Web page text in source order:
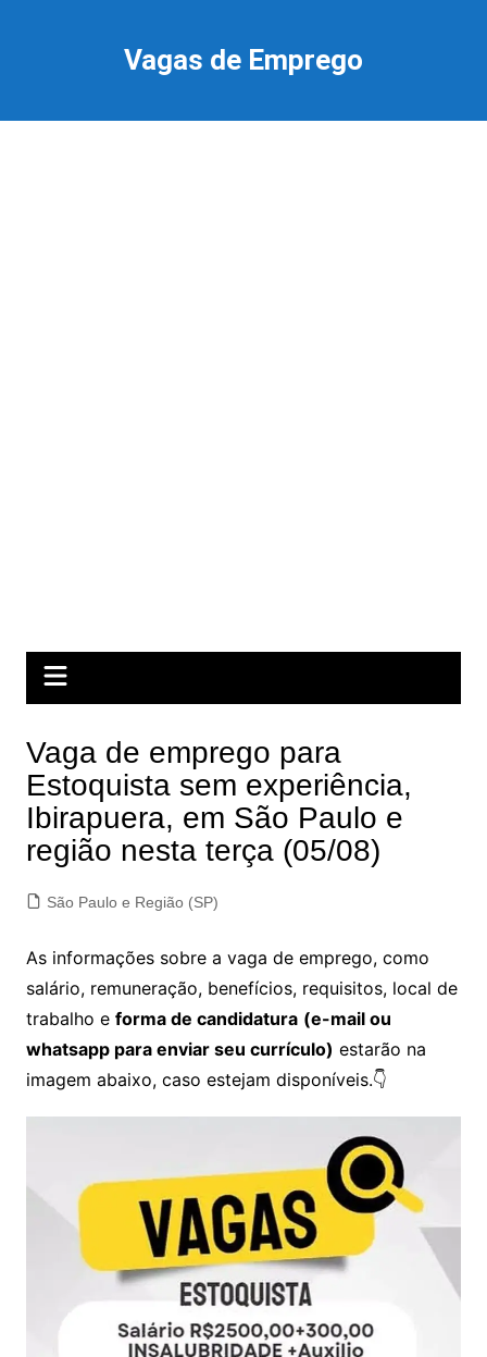
Vagas de Emprego
Vaga de emprego para
Estoquista sem experiência,
Ibirapuera, em São Paulo e
região nesta terça (05/08)
São Paulo e Região (SP)
As informações sobre a vaga de emprego, como
salário, remuneração, benefícios, requisitos, local de
trabalho e forma de candidatura (e-mail ou
whatsapp para enviar seu currículo) estarão na
imagem abaixo, caso estejam disponíveis.👇